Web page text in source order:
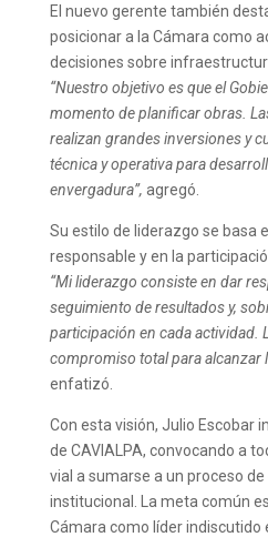
El nuevo gerente también
posicionar a la Cámara como
decisiones sobre
“Nuestro objetivo es que el
momento de planificar obras.
realizan grandes inversiones y
técnica y operativa para
envergadura”, agregó.
Su estilo de liderazgo se basa
responsable y en la
“Mi liderazgo consiste en dar
seguimiento de resultados y,
participación en cada actividad.
compromiso total para alcanzar
enfatizó.
Con esta visión, Julio Escobar
de CAVIALPA, convocando a
vial a sumarse a un proceso
institucional. La meta común
Cámara como líder indiscutido